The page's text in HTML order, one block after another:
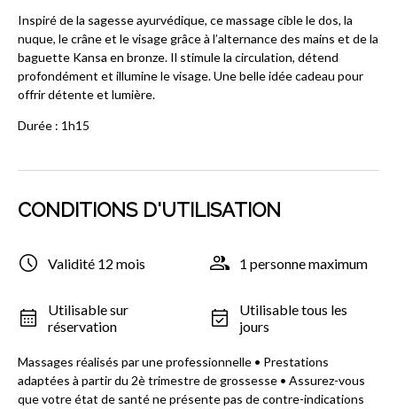
Inspiré de la sagesse ayurvédique, ce massage cible le dos, la
nuque, le crâne et le visage grâce à l’alternance des mains et de la
baguette Kansa en bronze. Il stimule la circulation, détend
profondément et illumine le visage. Une belle idée cadeau pour
offrir détente et lumière.
Durée : 1h15
CONDITIONS D'UTILISATION
Validité 12 mois 1 personne maximum
Utilisable sur
réservation
Utilisable tous les
jours
Massages réalisés par une professionnelle • Prestations
adaptées à partir du 2è trimestre de grossesse • Assurez-vous
que votre état de santé ne présente pas de contre-indications